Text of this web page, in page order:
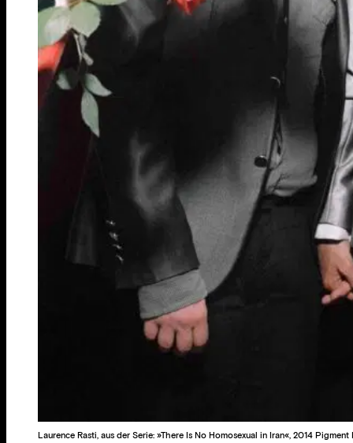
Laurence Rasti, aus der Serie: »There Is No Homosexual in Iran«, 2014